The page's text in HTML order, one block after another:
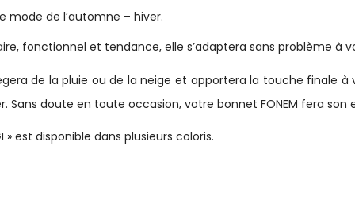
mode de l’automne – hiver.
fonctionnel et tendance, elle s’adaptera sans problème à
de la pluie ou de la neige et apportera la touche finale à
Sans doute en toute occasion, votre bonnet FONEM fera son
est disponible dans plusieurs coloris.